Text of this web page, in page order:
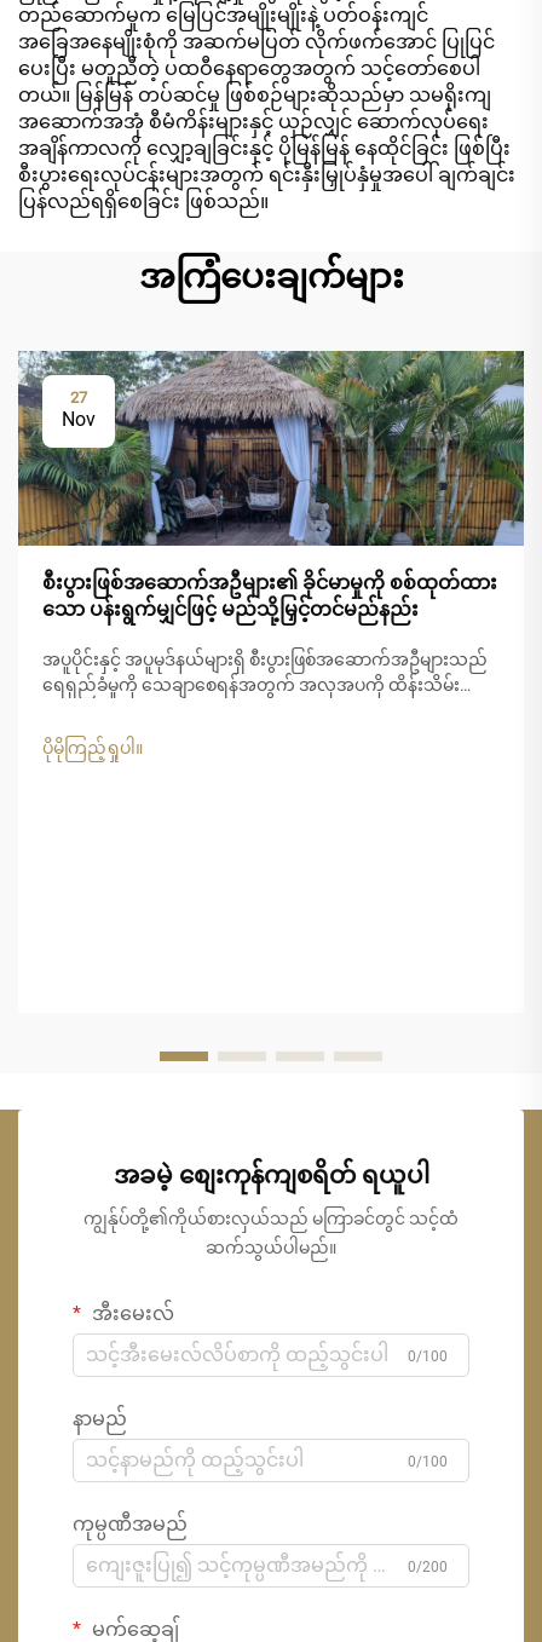
တည်ဆောက်မှုက မြေပြင်အမျိုးမျိုးနဲ့ ပတ်ဝန်းကျင်
အခြေအနေမျိုးစုံကို အဆက်မပြတ် လိုက်ဖက်အောင် ပြုပြင်
ပေးပြီး မတူညီတဲ့ ပထဝီနေရာတွေအတွက် သင့်တော်စေပါ
တယ်။ မြန်မြန် တပ်ဆင်မှု ဖြစ်စဉ်များဆိုသည်မှာ သမရိုးကျ
အဆောက်အအုံ စီမံကိန်းများနှင့် ယှဉ်လျှင် ဆောက်လုပ်ရေး
အချိန်ကာလကို လျှော့ချခြင်းနှင့် ပိုမြန်မြန် နေထိုင်ခြင်း ဖြစ်ပြီး
စီးပွားရေးလုပ်ငန်းများအတွက် ရင်းနှီးမြှုပ်နှံမှုအပေါ် ချက်ချင်း
ပြန်လည်ရရှိစေခြင်း ဖြစ်သည်။
အကြံပေးချက်များ
27
Nov
စီးပွားဖြစ်အဆောက်အဦများ၏ ခိုင်မာမှုကို စစ်ထုတ်ထား
သော ပန်းရွက်မျှင်ဖြင့် မည်သို့မြှင့်တင်မည်နည်း
အပူပိုင်းနှင့် အပူမုဒ်နယ်များရှိ စီးပွားဖြစ်အဆောက်အဦများသည်
ရေရှည်ခံမှုကို သေချာစေရန်အတွက် အလှအပကို ထိန်းသိမ်း
ပြင်းထန်သော UV...
ပိုမိုကြည့်ရှုပါ။
အခမဲ့ စျေးကုန်ကျစရိတ် ရယူပါ
ကျွန်ုပ်တို့၏ကိုယ်စားလှယ်သည် မကြာခင်တွင် သင့်ထံ
ဆက်သွယ်ပါမည်။
အီးမေးလ်
0/100
နာမည်
0/100
ကုမ္ပဏီအမည်
0/200
မက်ဆေ့ချ်